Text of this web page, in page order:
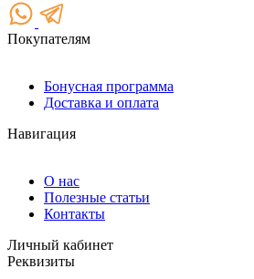
Покупателям
Бонусная программа
Доставка и оплата
Навигация
О нас
Полезные статьи
Контакты
Личный кабинет
Реквизиты